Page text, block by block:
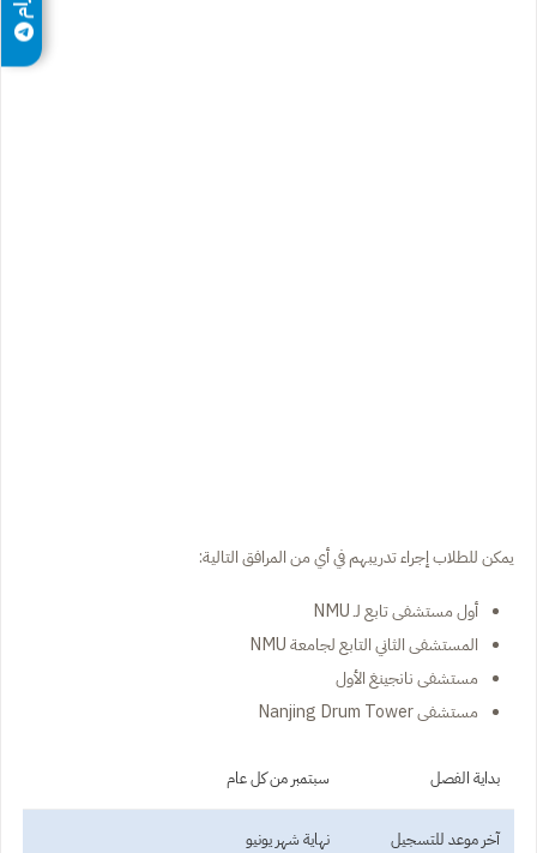
يمكن للطلاب إجراء تدريبهم في أي من المرافق التالية:
أول مستشفى تابع لـ NMU
المستشفى الثاني التابع لجامعة NMU
مستشفى نانجينغ الأول
مستشفى Nanjing Drum Tower
بداية الفصل سبتمبر من كل عام
آخر موعد للتسجيل نهاية شهر يونيو